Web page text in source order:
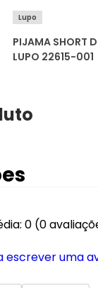
Lupo
PIJAMA SHORT
LUPO 22615-001
0 (0
escrever uma